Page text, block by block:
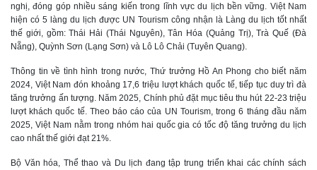
nghị, đóng góp nhiều sáng kiến trong lĩnh vực du lịch bền vững. Việt Nam
hiện có 5 làng du lịch được UN Tourism công nhận là Làng du lịch tốt nhất
thế giới, gồm: Thái Hải (Thái Nguyên), Tân Hóa (Quảng Trị), Trà Quế (Đà
Nẵng), Quỳnh Sơn (Lạng Sơn) và Lô Lô Chải (Tuyên Quang).
Thông tin về tình hình trong nước, Thứ trưởng Hồ An Phong cho biết năm
2024, Việt Nam đón khoảng 17,6 triệu lượt khách quốc tế, tiếp tục duy trì đà
tăng trưởng ấn tượng. Năm 2025, Chính phủ đặt mục tiêu thu hút 22-23 triệu
lượt khách quốc tế. Theo báo cáo của UN Tourism, trong 6 tháng đầu năm
2025, Việt Nam nằm trong nhóm hai quốc gia có tốc độ tăng trưởng du lịch
cao nhất thế giới đạt 21%.
Bộ Văn hóa, Thể thao và Du lịch đang tập trung triển khai các chính sách